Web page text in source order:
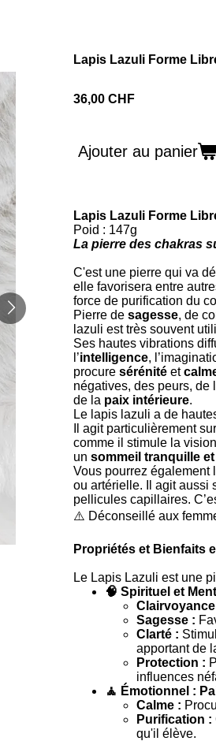
Lapis Lazuli Forme
36,00 CHF
Ajouter au panier
Lapis Lazuli Forme
Poid : 147g
La pierre des chakras
C'est une pierre qui va
elle favorisera entre
force de purification du
Pierre de sagesse, de
lazuli est très souvent
Ses hautes vibrations
l’intelligence,
procure sérénité et
négatives, des peurs, de
de la paix intérieure.
Le lapis lazuli a de
Il agit particulièrement
comme il stimule la
un sommeil tranquille
Vous pourrez également
ou artérielle. Il agit aussi
pellicules capillaires.
⚠️ Déconseillé aux
Propriétés et Bienfaits
Le Lapis Lazuli est une
🧠 Spirituel et
Sagesse :
Clarté :
apportant de
Protection :
influences
🧘 Émotionnel :
Calme :
Purification :
qu'il élève.